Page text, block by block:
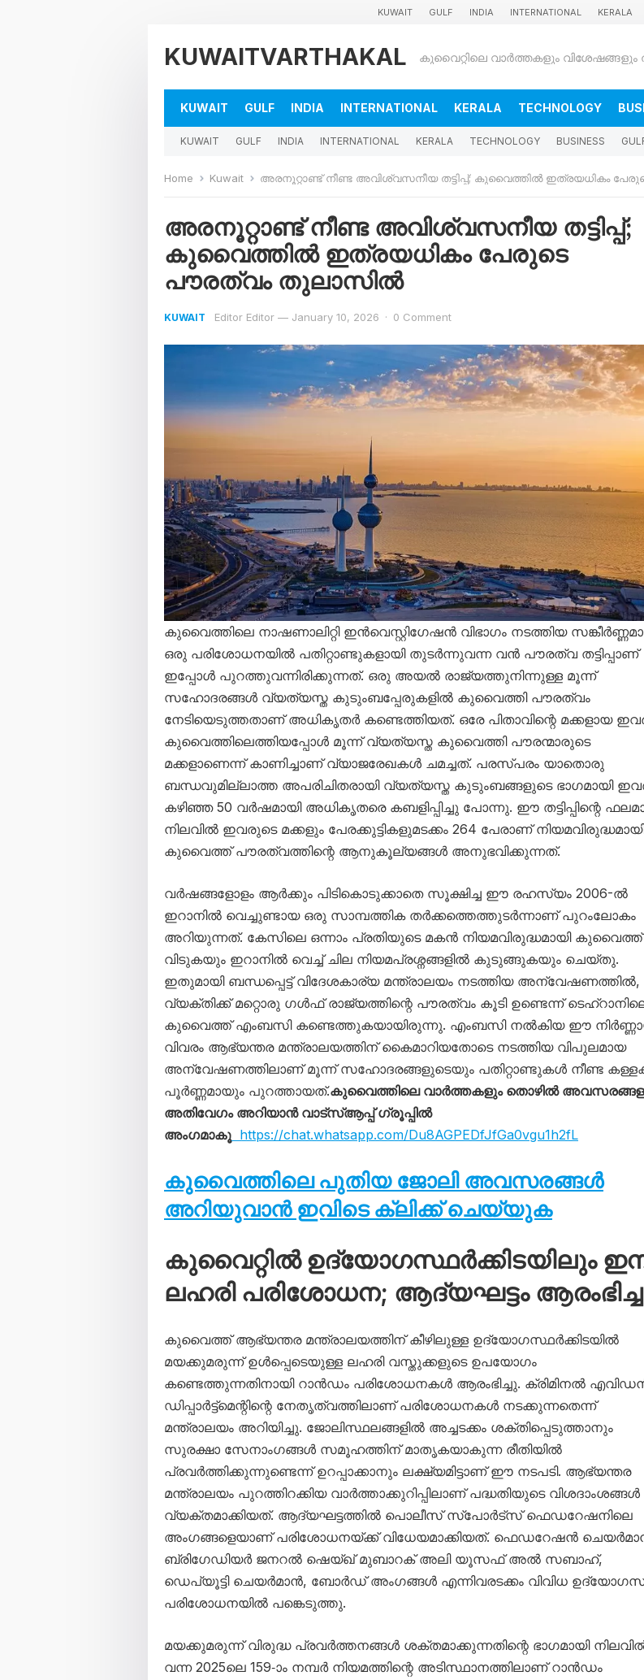
KUWAIT GULF INDIA INTERNATIONAL KERALA
KUWAITVARTHAKAL
KUWAIT GULF INDIA INTERNATIONAL KERALA TECHNOLOGY
KUWAIT GULF INDIA INTERNATIONAL KERALA TECHNOLOGY BUSINESS
Home Kuwait അരനൂറ്റാണ്ട് നീണ്ട അവിശ്വസനീയ തട്ടിപ്പ്; കുവൈത്തിൽ ഇത്രയധികം പേരുടെ പൗരത്വം
അരനൂറ്റാണ്ട് നീണ്ട അവിശ്വസനീയ തട്ടിപ്പ്;
കുവൈത്തിൽ ഇത്രയധികം പേരുടെ
പൗരത്വം തുലാസിൽ
KUWAIT Editor Editor — January 10, 2026 · 0 Comment
കുവൈത്തിലെ നാഷണാലിറ്റി ഇൻവെസ്റ്റിഗേഷൻ വിഭാഗം നടത്തിയ
ഒരു പരിശോധനയിൽ പതിറ്റാണ്ടുകളായി തുടർന്നുവന്ന വൻ പൗരത്വ തട്ടിപ്പാണ്
ഇപ്പോൾ പുറത്തുവന്നിരിക്കുന്നത്. ഒരു അയൽ രാജ്യത്തുനിന്നുള്ള മൂന്ന്
സഹോദരങ്ങൾ വ്യത്യസ്ത കുടുംബപ്പേരുകളിൽ കുവൈത്തി പൗരത്വം
നേടിയെടുത്തതാണ് അധികൃതർ കണ്ടെത്തിയത്. ഒരേ പിതാവിന്റെ മക്കളായ
കുവൈത്തിലെത്തിയപ്പോൾ മൂന്ന് വ്യത്യസ്ത കുവൈത്തി പൗരന്മാരുടെ
മക്കളാണെന്ന് കാണിച്ചാണ് വ്യാജരേഖകൾ ചമച്ചത്. പരസ്പരം യാതൊരു
ബന്ധവുമില്ലാത്ത അപരിചിതരായി വ്യത്യസ്ത കുടുംബങ്ങളുടെ ഭാഗമായി
കഴിഞ്ഞ 50 വർഷമായി അധികൃതരെ കബളിപ്പിച്ചു പോന്നു. ഈ തട്ടിപ്പിന്റെ
നിലവിൽ ഇവരുടെ മക്കളും പേരക്കുട്ടികളുമടക്കം 264 പേരാണ് നിയമവിരുദ്ധമായി
കുവൈത്ത് പൗരത്വത്തിന്റെ ആനുകൂല്യങ്ങൾ അനുഭവിക്കുന്നത്.
വർഷങ്ങളോളം ആർക്കും പിടികൊടുക്കാതെ സൂക്ഷിച്ച ഈ രഹസ്യം 2006-ൽ
ഇറാനിൽ വെച്ചുണ്ടായ ഒരു സാമ്പത്തിക തർക്കത്തെത്തുടർന്നാണ് പുറംലോകം
അറിയുന്നത്. കേസിലെ ഒന്നാം പ്രതിയുടെ മകൻ നിയമവിരുദ്ധമായി കുവൈത്ത്
വിടുകയും ഇറാനിൽ വെച്ച് ചില നിയമപ്രശ്നങ്ങളിൽ കുടുങ്ങുകയും ചെയ്തു.
ഇതുമായി ബന്ധപ്പെട്ട് വിദേശകാര്യ മന്ത്രാലയം നടത്തിയ
വ്യക്തിക്ക് മറ്റൊരു ഗൾഫ് രാജ്യത്തിന്റെ പൗരത്വം കൂടി ഉണ്ടെന്ന്
കുവൈത്ത് എംബസി കണ്ടെത്തുകയായിരുന്നു. എംബസി നൽകിയ ഈ
വിവരം ആഭ്യന്തര മന്ത്രാലയത്തിന് കൈമാറിയതോടെ നടത്തിയ വിപുലമായ
അന്വേഷണത്തിലാണ് മൂന്ന് സഹോദരങ്ങളുടെയും പതിറ്റാണ്ടുകൾ നീണ്ട
പൂർണ്ണമായും പുറത്തായത്.കുവൈത്തിലെ വാർത്തകളും തൊഴിൽ
അതിവേഗം അറിയാൻ വാട്സ്ആപ്പ് ഗ്രൂപ്പിൽ
അംഗമാകൂ https://chat.whatsapp.com/Du8AGPEDfJfGa0vgu1h2fL
കുവൈത്തിലെ പുതിയ ജോലി അവസരങ്ങൾ
അറിയുവാൻ ഇവിടെ ക്ലിക്ക് ചെയ്യുക
കുവൈറ്റിൽ ഉദ്യോഗസ്ഥർക്കിടയിലും
ലഹരി പരിശോധന; ആദ്യഘട്ടം
കുവൈത്ത് ആഭ്യന്തര മന്ത്രാലയത്തിന് കീഴിലുള്ള ഉദ്യോഗസ്ഥർക്കിടയിൽ
മയക്കുമരുന്ന് ഉൾപ്പെടെയുള്ള ലഹരി വസ്തുക്കളുടെ ഉപയോഗം
കണ്ടെത്തുന്നതിനായി റാൻഡം പരിശോധനകൾ ആരംഭിച്ചു. ക്രിമിനൽ
ഡിപ്പാർട്ട്‌മെന്റിന്റെ നേതൃത്വത്തിലാണ് പരിശോധനകൾ നടക്കുന്നതെന്ന്
മന്ത്രാലയം അറിയിച്ചു. ജോലിസ്ഥലങ്ങളിൽ അച്ചടക്കം ശക്തിപ്പെടുത്താനും
സുരക്ഷാ സേനാംഗങ്ങൾ സമൂഹത്തിന് മാതൃകയാകുന്ന രീതിയിൽ
പ്രവർത്തിക്കുന്നുണ്ടെന്ന് ഉറപ്പാക്കാനും ലക്ഷ്യമിട്ടാണ് ഈ നടപടി. ആഭ്യന്തര
മന്ത്രാലയം പുറത്തിറക്കിയ വാർത്താക്കുറിപ്പിലാണ് പദ്ധതിയുടെ വിശദാംശങ്ങൾ
വ്യക്തമാക്കിയത്. ആദ്യഘട്ടത്തിൽ പൊലീസ് സ്പോർട്സ് ഫെഡറേഷനിലെ
അംഗങ്ങളെയാണ് പരിശോധനയ്ക്ക് വിധേയമാക്കിയത്. ഫെഡറേഷൻ
ബ്രിഗേഡിയർ ജനറൽ ഷെയ്ഖ് മുബാറക് അലി യൂസഫ് അൽ സബാഹ്,
ഡെപ്യൂട്ടി ചെയർമാൻ, ബോർഡ് അംഗങ്ങൾ എന്നിവരടക്കം വിവിധ
പരിശോധനയിൽ പങ്കെടുത്തു.
മയക്കുമരുന്ന് വിരുദ്ധ പ്രവർത്തനങ്ങൾ ശക്തമാക്കുന്നതിന്റെ ഭാഗമായി
വന്ന 2025ലെ 159-ാം നമ്പർ നിയമത്തിന്റെ അടിസ്ഥാനത്തിലാണ് റാൻഡം